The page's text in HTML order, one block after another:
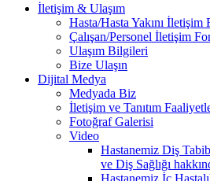
İletişim & Ulaşım
Hasta/Hasta Yakını İletişim
Çalışan/Personel İletişim
Ulaşım Bilgileri
Bize Ulaşın
Dijital Medya
Medyada Biz
İletişim ve Tanıtım
Fotoğraf Galerisi
Video
Hastanemiz Diş
ve Diş Sağlığı
Hastanemiz İç